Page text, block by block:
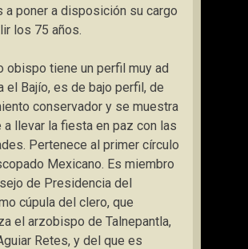
a poner a disposición su cargo
los 75 años.
obispo tiene un perfil muy ad
el Bajío, es de bajo perfil, de
conservador y se muestra
a llevar la fiesta en paz con las
Pertenece al primer círculo
Mexicano. Es miembro
de Presidencia del
cúpula del clero, que
el arzobispo de Talnepantla,
Retes, y del que es